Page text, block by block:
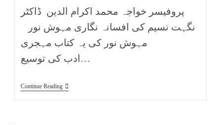
پروفیسر خواجہ محمد اکرام الدین ڈاکٹر
نگہت نسیم کی افسانہ نگاری مہوش نور
مہوش نور کی یہ کتاب مہجری
ادب کی توسیع…
Continue Reading